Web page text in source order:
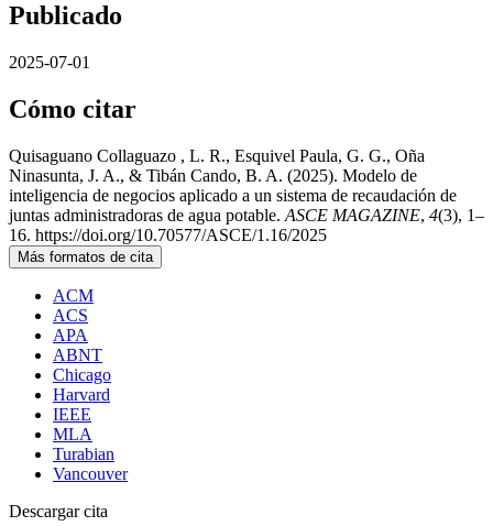
Publicado
2025-07-01
Cómo citar
Quisaguano Collaguazo , L. R., Esquivel Paula, G. G., Oña
Ninasunta, J. A., & Tibán Cando, B. A. (2025). Modelo de
inteligencia de negocios aplicado a un sistema de recaudación de
juntas administradoras de agua potable. ASCE MAGAZINE, 4(3), 1–
16. https://doi.org/10.70577/ASCE/1.16/2025
Más formatos de cita
ACM
ACS
APA
ABNT
Chicago
Harvard
IEEE
MLA
Turabian
Vancouver
Descargar cita